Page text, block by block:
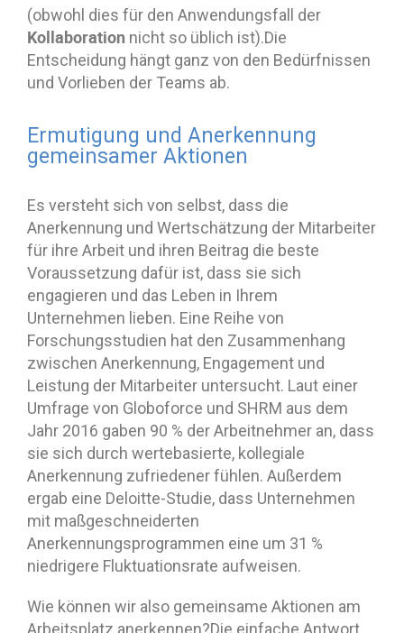
(obwohl dies für den Anwendungsfall der
Kollaboration nicht so üblich ist).Die
Entscheidung hängt ganz von den Bedürfnissen
und Vorlieben der Teams ab.
Ermutigung und Anerkennung
gemeinsamer Aktionen
Es versteht sich von selbst, dass die
Anerkennung und Wertschätzung der Mitarbeiter
für ihre Arbeit und ihren Beitrag die beste
Voraussetzung dafür ist, dass sie sich
engagieren und das Leben in Ihrem
Unternehmen lieben. Eine Reihe von
Forschungsstudien hat den Zusammenhang
zwischen Anerkennung, Engagement und
Leistung der Mitarbeiter untersucht. Laut einer
Umfrage von Globoforce und SHRM aus dem
Jahr 2016 gaben 90 % der Arbeitnehmer an, dass
sie sich durch wertebasierte, kollegiale
Anerkennung zufriedener fühlen. Außerdem
ergab eine Deloitte-Studie, dass Unternehmen
mit maßgeschneiderten
Anerkennungsprogrammen eine um 31 %
niedrigere Fluktuationsrate aufweisen.
Wie können wir also gemeinsame Aktionen am
Arbeitsplatz anerkennen?Die einfache Antwort